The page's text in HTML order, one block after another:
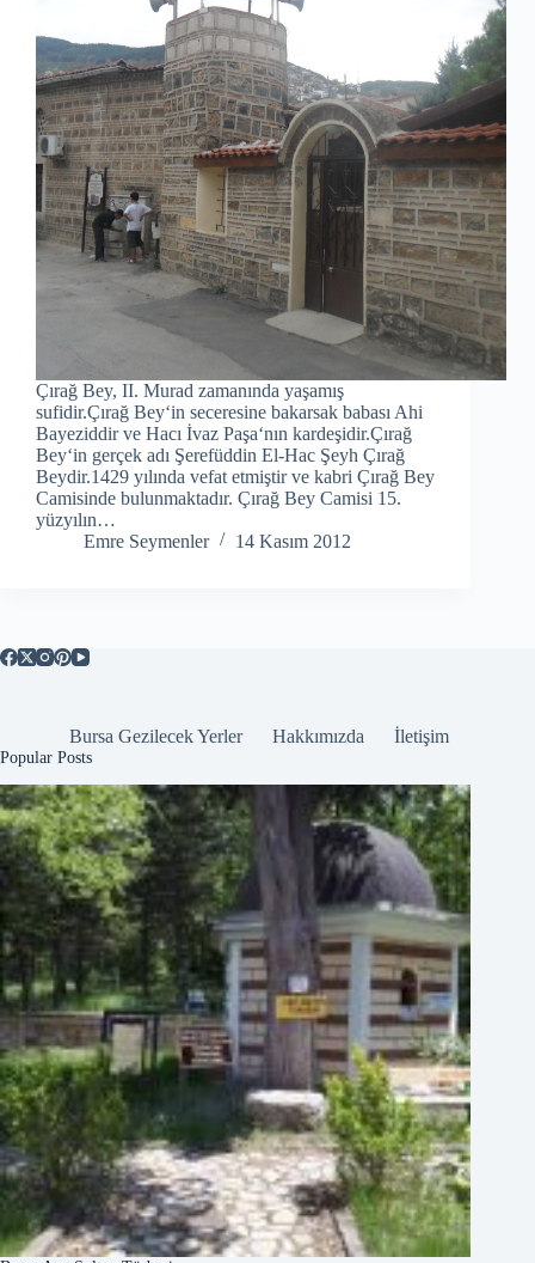
Çırağ Bey, II. Murad zamanında yaşamış
sufidir.Çırağ Bey‘in seceresine bakarsak babası Ahi
Bayeziddir ve Hacı İvaz Paşa‘nın kardeşidir.Çırağ
Bey‘in gerçek adı Şerefüddin El-Hac Şeyh Çırağ
Beydir.1429 yılında vefat etmiştir ve kabri Çırağ Bey
Camisinde bulunmaktadır. Çırağ Bey Camisi 15.
yüzyılın…
Emre Seymenler
14 Kasım 2012
Bursa Gezilecek Yerler Hakkımızda İletişim
Popular Posts